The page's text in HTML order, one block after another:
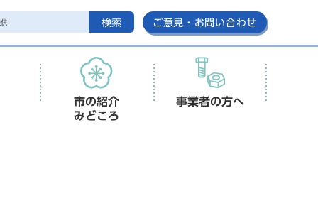
検索 ご意見・お問い合わせ
市の紹介
みどころ
事業者の方へ